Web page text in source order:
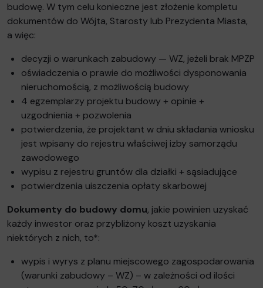
budowę. W tym celu konieczne jest złożenie kompletu
dokumentów do Wójta, Starosty lub Prezydenta Miasta,
a więc:
decyzji o warunkach zabudowy — WZ, jeżeli brak MPZP
oświadczenia o prawie do możliwości dysponowania
nieruchomością, z możliwością budowy
4 egzemplarzy projektu budowy + opinie +
uzgodnienia + pozwolenia
potwierdzenia, że projektant w dniu składania wniosku
jest wpisany do rejestru właściwej izby samorządu
zawodowego
wypisu z rejestru gruntów dla działki + sąsiadujące
potwierdzenia uiszczenia opłaty skarbowej
Dokumenty do budowy domu, jakie powinien uzyskać
każdy inwestor oraz przybliżony koszt uzyskania
niektórych z nich, to*:
wypis i wyrys z planu miejscowego zagospodarowania
(warunki zabudowy – WZ) – w zależności od ilości